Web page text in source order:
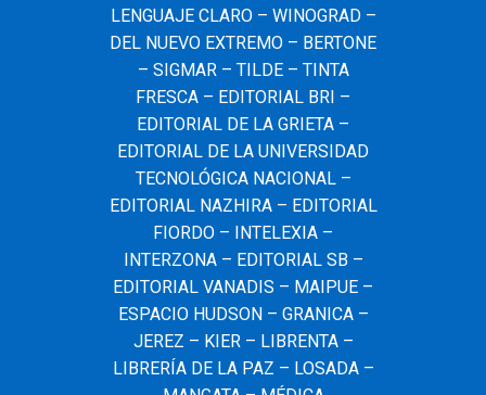
LENGUAJE CLARO – WINOGRAD –
DEL NUEVO EXTREMO – BERTONE
– SIGMAR – TILDE – TINTA
FRESCA – EDITORIAL BRI –
EDITORIAL DE LA GRIETA –
EDITORIAL DE LA UNIVERSIDAD
TECNOLÓGICA NACIONAL –
EDITORIAL NAZHIRA – EDITORIAL
FIORDO – INTELEXIA –
INTERZONA – EDITORIAL SB –
EDITORIAL VANADIS – MAIPUE –
ESPACIO HUDSON – GRANICA –
JEREZ – KIER – LIBRENTA –
LIBRERÍA DE LA PAZ – LOSADA –